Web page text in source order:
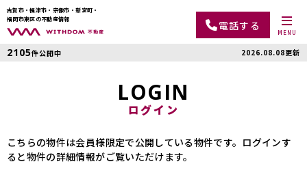
古賀市・福津市・宗像市・新宮町・
福岡市東区の不動産情報
電話する
MENU
2105件公開中 2026.08.08更新
LOGIN
ログイン
こちらの物件は会員様限定で公開している物件です。ログインす
ると物件の詳細情報がご覧いただけます。